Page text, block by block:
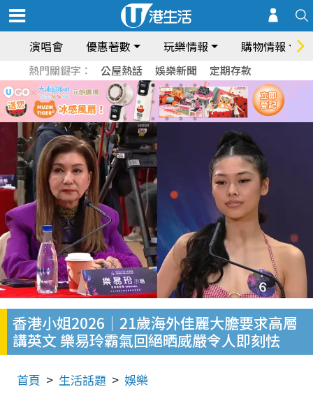
演唱會 優惠著數 玩樂情報 購物情報
熱門關鍵字： 公屋熱話 娛樂新聞 定期存款
香港小姐2026｜21歲海外佳麗大膽要求高層
講英文 樂易玲霸氣回絕晒威嚴令人即刻怯
首頁 生活話題 娛樂